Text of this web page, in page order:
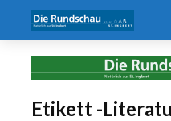
Etikett -